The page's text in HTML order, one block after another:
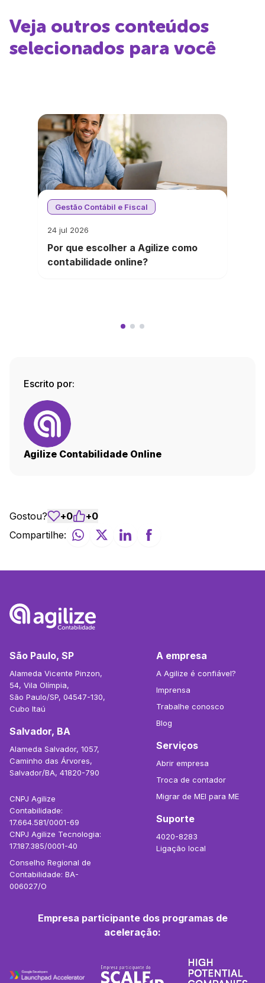
Veja outros conteúdos
selecionados para você
Gestão Contábil e Fiscal
24 jul 2026
Por que escolher a Agilize como
contabilidade online?
Escrito por:
Agilize Contabilidade Online
Gostou? +0 +0
Compartilhe:
São Paulo, SP
Alameda Vicente Pinzon,
54, Vila Olímpia,
São Paulo/SP, 04547-130,
Cubo Itaú
Salvador, BA
Alameda Salvador, 1057,
Caminho das Árvores,
Salvador/BA, 41820-790
CNPJ Agilize
Contabilidade:
17.664.581/0001-69
CNPJ Agilize Tecnologia:
17.187.385/0001-40
Conselho Regional de
Contabilidade: BA-
006027/O
A empresa
A Agilize é confiável?
Imprensa
Trabalhe conosco
Blog
Serviços
Abrir empresa
Troca de contador
Migrar de MEI para ME
Suporte
4020-8283
Ligação local
Empresa participante dos programas de
aceleração: